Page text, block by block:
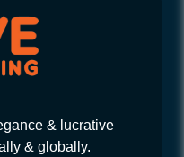
& lucrative
& globally.